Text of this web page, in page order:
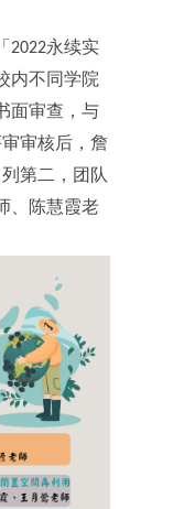
2022永续实
内不同学院
面审查，与
审核后，詹
第二，团队
、陈慧霞老